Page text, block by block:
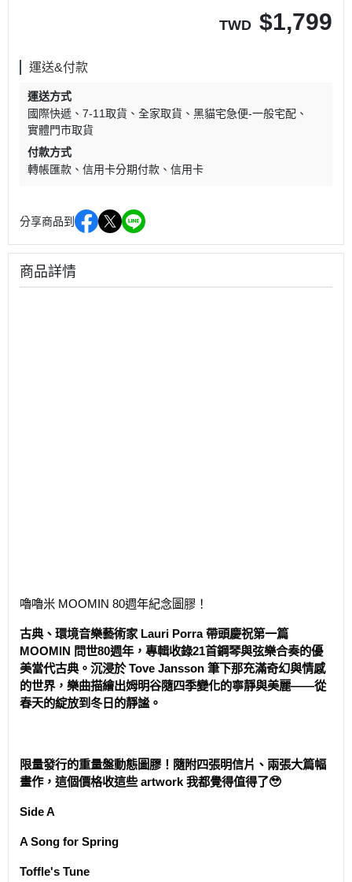
TWD $1,799
運送&付款
運送方式
國際快遞
7-11取貨 全家取貨
黑貓宅急便-一般宅配
實體門市取貨
付款方式
轉帳匯款
信用卡分期付款 信用卡
分享商品到
商品詳情
嚕嚕米 MOOMIN 80週年紀念圖膠！
古典、環境音樂藝術家 Lauri Porra 帶頭慶祝第一篇
MOOMIN 問世80週年，專輯收錄21首鋼琴與弦樂合奏的優
美當代古典。沉浸於 Tove Jansson 筆下那充滿奇幻與情感
的世界，樂曲描繪出姆明谷隨四季變化的寧靜與美麗——從
春天的綻放到冬日的靜謐。
限量發行的重量盤動態圖膠！隨附四張明信片、兩張大篇幅
畫作，這個價格收這些 artwork 我都覺得值得了🥹
Side A
A Song for Spring
Toffle's Tune